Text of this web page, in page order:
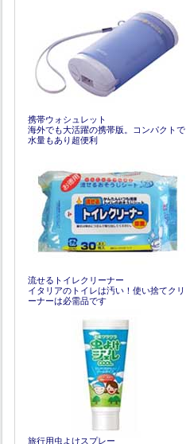
携帯ウォシュレット
海外でも大活躍の携帯版。コンパクトで
水量もあり超便利
流せるトイレクリーナー
イタリアのトイレは汚い！使い捨てクリ
ーナーは必需品です
旅行用虫よけスプレー